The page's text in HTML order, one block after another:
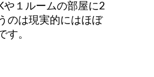
や１ルームの部屋に2
のは現実的にはほぼ
す。